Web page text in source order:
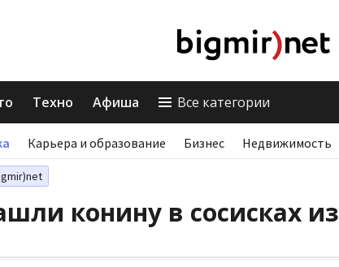
Техно Афиша Все категории
Карьера и образование Бизнес Недвижимость
конину в сосисках из